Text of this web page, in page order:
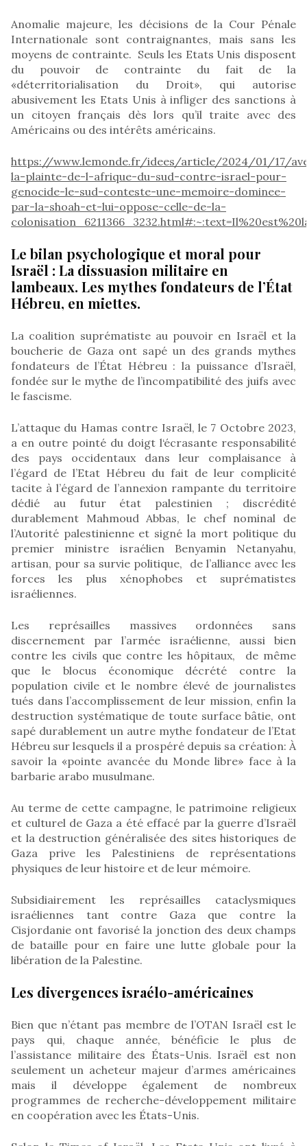
Anomalie majeure, les décisions de la Cour Pénale
Internationale sont contraignantes, mais sans les
moyens de contrainte. Seuls les Etats Unis disposent
du pouvoir de contrainte du fait de la
«déterritorialisation du Droit», qui autorise
abusivement les Etats Unis à infliger des sanctions à
un citoyen français dès lors qu’il traite avec des
Américains ou des intérêts américains.
https://www.lemonde.fr/idees/article/2024/01/17/
la-plainte-de-l-afrique-du-sud-contre-israel-pour-
genocide-le-sud-conteste-une-memoire-dominee-
par-la-shoah-et-lui-oppose-celle-de-la-
Le bilan psychologique et moral pour
Israël : La dissuasion militaire en
lambeaux. Les mythes fondateurs de l’État
Hébreu, en miettes.
La coalition suprématiste au pouvoir en Israël et la
boucherie de Gaza ont sapé un des grands mythes
fondateurs de l’État Hébreu : la puissance d’Israël,
fondée sur le mythe de l’incompatibilité des juifs avec
le fascisme.
L’attaque du Hamas contre Israël, le 7 Octobre 2023,
a en outre pointé du doigt l‘écrasante responsabilité
des pays occidentaux dans leur complaisance à
l’égard de l’Etat Hébreu du fait de leur complicité
tacite à l’égard de l’annexion rampante du territoire
dédié au futur état palestinien ; discrédité
durablement Mahmoud Abbas, le chef nominal de
l’Autorité palestinienne et signé la mort politique du
premier ministre israélien Benyamin Netanyahu,
artisan, pour sa survie politique, de l’alliance avec les
forces les plus xénophobes et suprématistes
israéliennes.
Les représailles massives ordonnées sans
discernement par l’armée israélienne, aussi bien
contre les civils que contre les hôpitaux, de même
que le blocus économique décrété contre la
population civile et le nombre élevé de journalistes
tués dans l’accomplissement de leur mission, enfin la
destruction systématique de toute surface bâtie, ont
sapé durablement un autre mythe fondateur de l’Etat
Hébreu sur lesquels il a prospéré depuis sa création: À
savoir la «pointe avancée du Monde libre» face à la
barbarie arabo musulmane.
Au terme de cette campagne, le patrimoine religieux
et culturel de Gaza a été effacé par la guerre d’Israël
et la destruction généralisée des sites historiques de
Gaza prive les Palestiniens de représentations
physiques de leur histoire et de leur mémoire.
Subsidiairement les représailles cataclysmiques
israéliennes tant contre Gaza que contre la
Cisjordanie ont favorisé la jonction des deux champs
de bataille pour en faire une lutte globale pour la
libération de la Palestine.
Les divergences israélo-américaines
Bien que n’étant pas membre de l’OTAN Israël est le
pays qui, chaque année, bénéficie le plus de
l’assistance militaire des États-Unis. Israël est non
seulement un acheteur majeur d’armes américaines
mais il développe également de nombreux
programmes de recherche-développement militaire
en coopération avec les États-Unis.